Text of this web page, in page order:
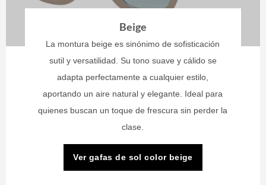
Beige
La montura beige es sinónimo de sofisticación
sutil y versatilidad. Su tono suave y cálido se
adapta perfectamente a cualquier estilo,
aportando un aire natural y elegante. Ideal para
quienes buscan un toque de frescura sin perder la
clase.
Ver gafas de sol color beige